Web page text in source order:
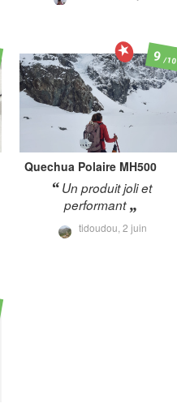
Quechua Polaire MH500
Un produit joli et
performant
tidoudou,2 juin
9/10